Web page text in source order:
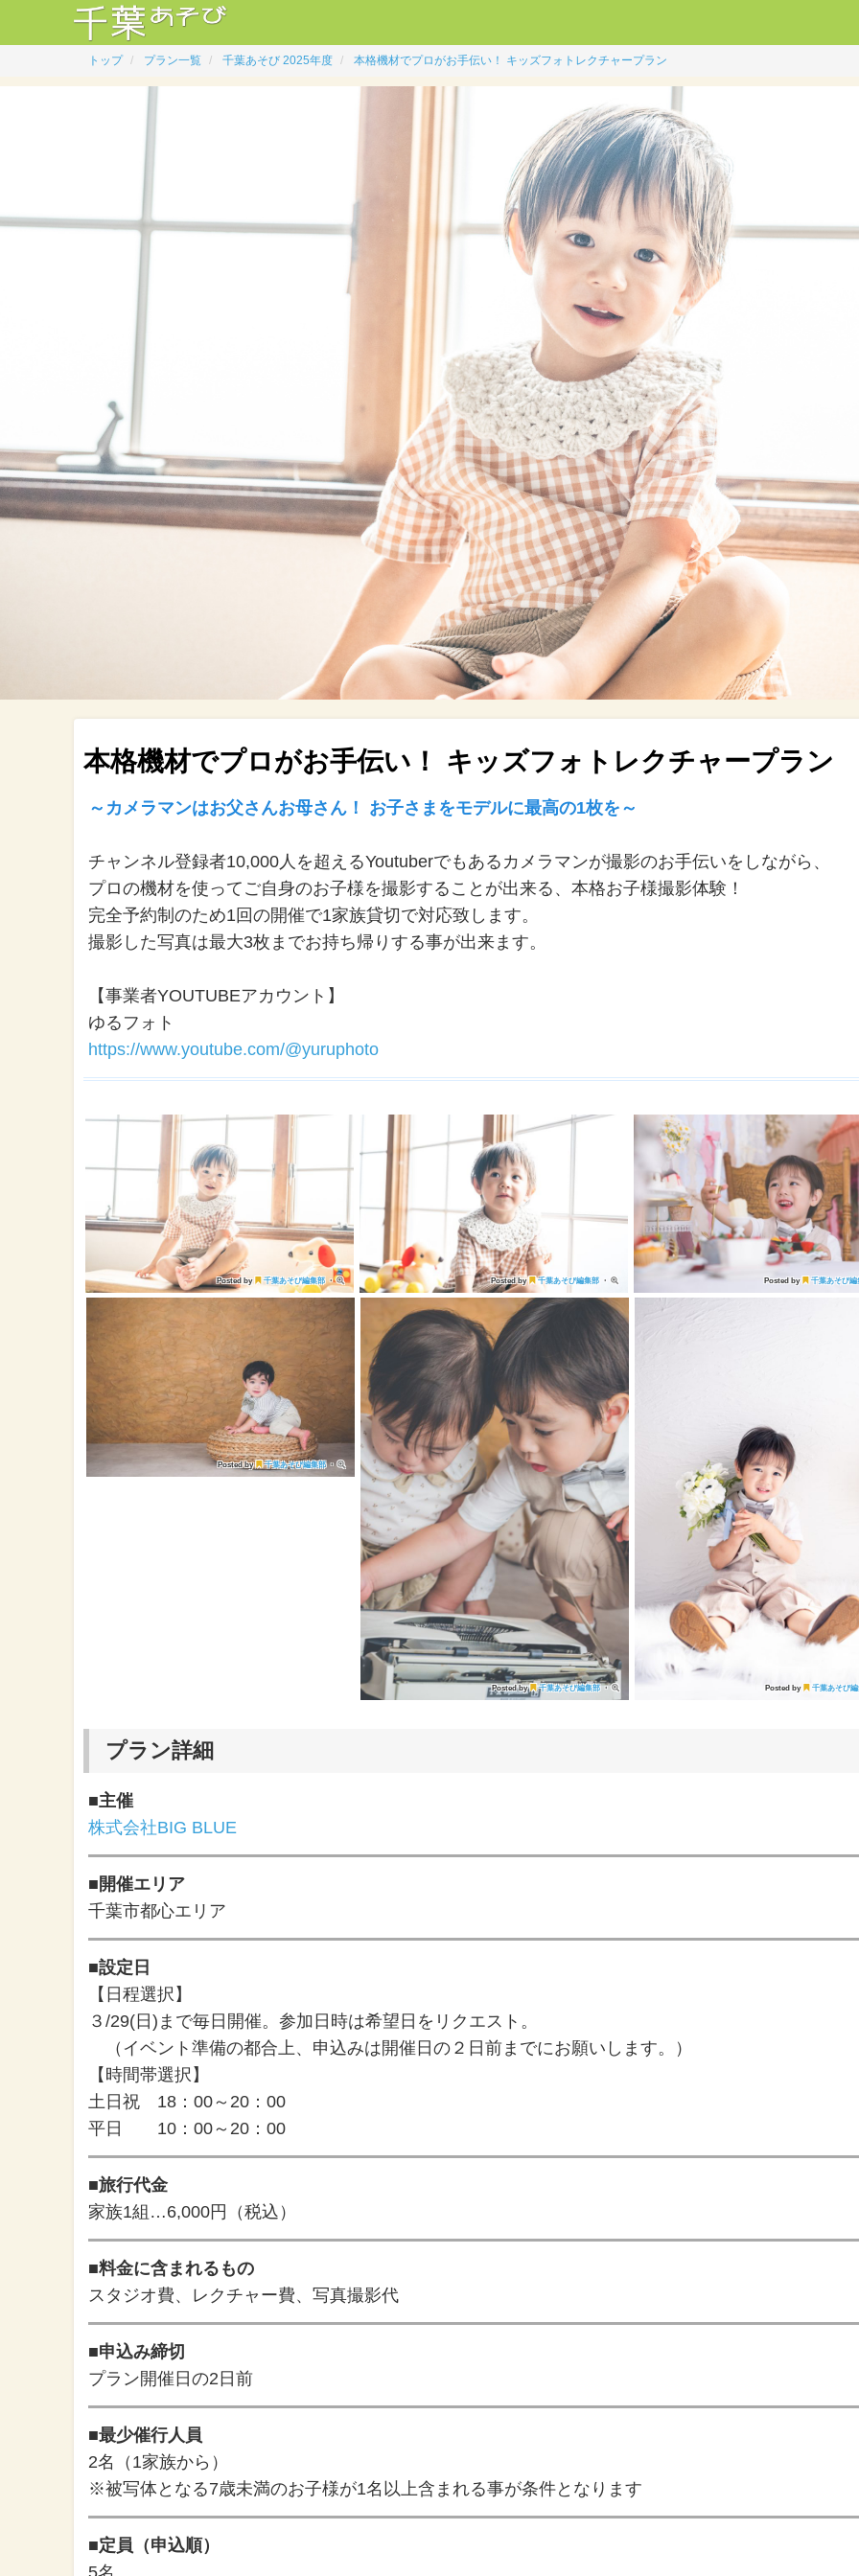
トップ プラン一覧 千葉あそび 2025年度 本格機材でプロがお手伝い！ キッズフォトレクチャープラン
本格機材でプロがお手伝い！ キッズフォトレクチャープラン
～カメラマンはお父さんお母さん！ お子さまをモデルに最高の1枚を～
チャンネル登録者10,000人を超えるYoutuberでもあるカメラマンが撮影のお手伝いをしながら、
プロの機材を使ってご自身のお子様を撮影することが出来る、本格お子様撮影体験！
完全予約制のため1回の開催で1家族貸切で対応致します。
撮影した写真は最大3枚までお持ち帰りする事が出来ます。
【事業者YOUTUBEアカウント】
ゆるフォト
https://www.youtube.com/@yuruphoto
Posted by 千葉あそび編集部・ Posted by 千葉あそび編集部 ・ Posted by 千葉あそび
Posted by 千葉あそび編集部・
Posted by 千葉あそび編集部・ Posted by 千葉あそび
プラン詳細
■主催
株式会社BIG BLUE
■開催エリア
千葉市都心エリア
■設定日
【日程選択】
３/29(日)まで毎日開催。参加日時は希望日をリクエスト。
（イベント準備の都合上、申込みは開催日の２日前までにお願いします。）
【時間帯選択】
土日祝 18：00～20：00
平日 10：00～20：00
■旅行代金
家族1組…6,000円（税込）
■料金に含まれるもの
スタジオ費、レクチャー費、写真撮影代
■申込み締切
プラン開催日の2日前
■最少催行人員
2名（1家族から）
※被写体となる7歳未満のお子様が1名以上含まれる事が条件となります
■定員（申込順）
5名